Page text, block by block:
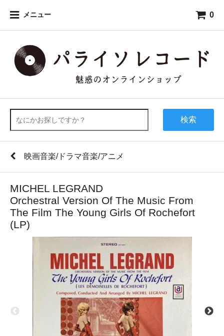
メニュー 0
検索
映画音楽/ドラマ音楽/アニメ
MICHEL LEGRAND
Orchestral Version Of The Music From
The Film The Young Girls Of Rochefort
(LP)